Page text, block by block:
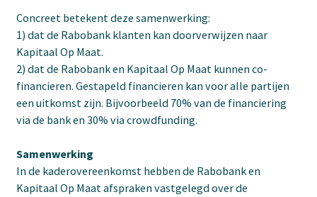
Concreet betekent deze samenwerking:
1) dat de Rabobank klanten kan doorverwijzen naar
Kapitaal Op Maat.
2) dat de Rabobank en Kapitaal Op Maat kunnen co-
financieren. Gestapeld financieren kan voor alle partijen
een uitkomst zijn. Bijvoorbeeld 70% van de financiering
via de bank en 30% via crowdfunding.
Samenwerking
In de kaderovereenkomst hebben de Rabobank en
Kapitaal Op Maat afspraken vastgelegd over de